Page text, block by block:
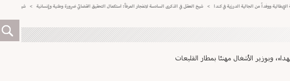
ووفداً من الجالية الدرزية في كندا> شيخ العقل في الذكرى السادسة لانفجار المرفأ: استكمال التحقيق القضائي ضرورة وطنية وإنسانية> شيخ العقل اتصل
وبوزير الأشغال مهنئا بمطار القليعات